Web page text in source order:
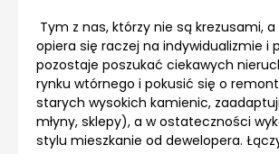
Tym z nas, którzy nie są krezusami,
opiera się raczej na indywidualizmie i
pozostaje poszukać ciekawych
rynku wtórnego i pokusić się o
starych wysokich kamienic,
młyny, sklepy), a w ostateczności
stylu mieszkanie od dewelopera.